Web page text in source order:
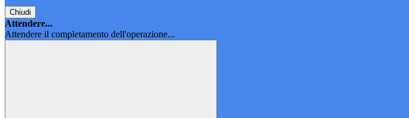
Chiudi
Attendere...
Attendere il completamento dell'operazione...